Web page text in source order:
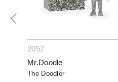
2052
Mr.Doodle
The Doodler